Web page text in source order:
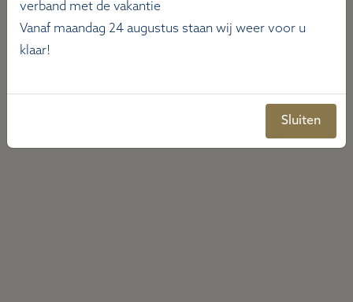
verband met de vakantie
Vanaf maandag 24 augustus staan wij weer voor u
klaar!
Sluiten